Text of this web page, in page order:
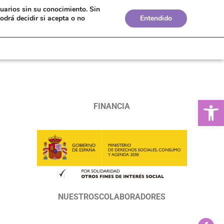
Bolsa de Empleo Biblioteca
FINANCIA
NUESTROSCOLABORADORES
sin su conocimiento. Sin
decidir si acepta o no
Entendido